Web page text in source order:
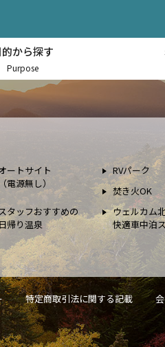
的から探す
Purpose
ートサイト
（電源無し）
RVパーク
焚き火OK
タッフおすすめの
帰り温泉
ウェルカム
快適車中泊
特定商取引法に関する記載